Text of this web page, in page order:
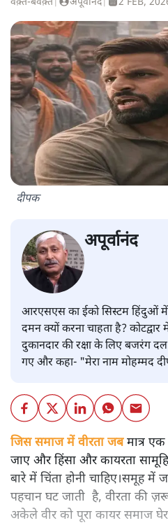
दीपक
अपूर्वानंद
आरएसएस का ईको सिस्टम हिंदुओं में
दमन क्यों करना चाहता है?
दुकानदार की रक्षा के लिए बजरंग
गए और कहा- "मेरा नाम मोहम्मद
जिस समाज में वीरता जबमात्र
जाए और हिंसा और कायरता
बारे में चिंता होनी चाहिए।समूह में
पहचान घट जाती है, वीरता की
अकेले वीर को पूरा कायर समाज